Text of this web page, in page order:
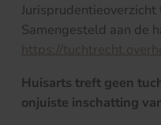
Samengesteld aan de
https://
Huisarts treft geen
onjuiste inschatting